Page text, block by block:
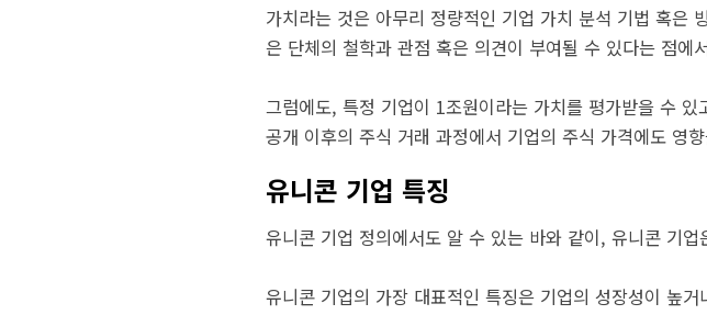
가치라는 것은 아무리 정량적인 기업 가치 분석 기법 혹은
은 단체의 철학과 관점 혹은 의견이 부여될 수 있다는 점
그럼에도, 특정 기업이 1조원이라는 가치를 평가받을 수
공개 이후의 주식 거래 과정에서 기업의 주식 가격에도 영
유니콘 기업 특징
유니콘 기업 정의에서도 알 수 있는 바와 같이, 유니콘 기
유니콘 기업의 가장 대표적인 특징은 기업의 성장성이 높